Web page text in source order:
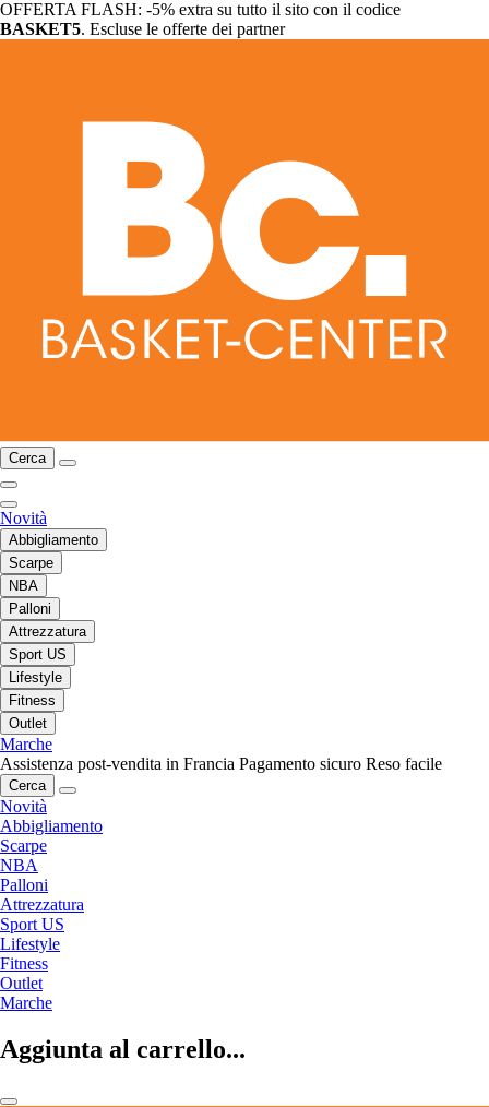
OFFERTA FLASH: -5% extra su tutto il sito con il codice
BASKET5. Escluse le offerte dei partner
Cerca
Novità
Abbigliamento
Scarpe
NBA
Palloni
Attrezzatura
Sport US
Lifestyle
Fitness
Outlet
Marche
Assistenza post-vendita in Francia Pagamento sicuro Reso facile
Cerca
Novità
Abbigliamento
Scarpe
NBA
Palloni
Attrezzatura
Sport US
Lifestyle
Fitness
Outlet
Marche
Aggiunta al carrello...